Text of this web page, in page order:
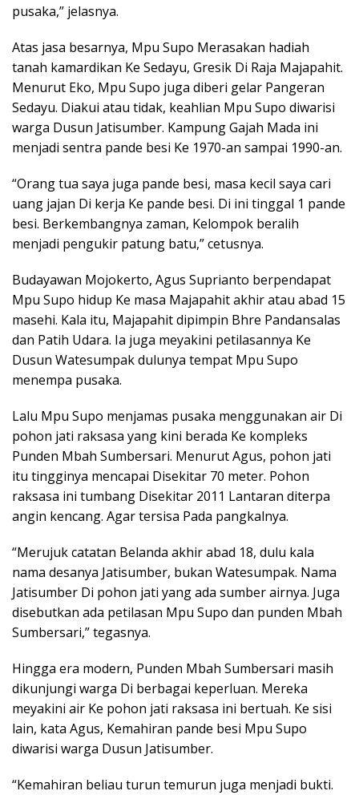
pusaka,” jelasnya.
Atas jasa besarnya, Mpu Supo Merasakan hadiah
tanah kamardikan Ke Sedayu, Gresik Di Raja Majapahit.
Menurut Eko, Mpu Supo juga diberi gelar Pangeran
Sedayu. Diakui atau tidak, keahlian Mpu Supo diwarisi
warga Dusun Jatisumber. Kampung Gajah Mada ini
menjadi sentra pande besi Ke 1970-an sampai 1990-an.
“Orang tua saya juga pande besi, masa kecil saya cari
uang jajan Di kerja Ke pande besi. Di ini tinggal 1 pande
besi. Berkembangnya zaman, Kelompok beralih
menjadi pengukir patung batu,” cetusnya.
Budayawan Mojokerto, Agus Suprianto berpendapat
Mpu Supo hidup Ke masa Majapahit akhir atau abad 15
masehi. Kala itu, Majapahit dipimpin Bhre Pandansalas
dan Patih Udara. Ia juga meyakini petilasannya Ke
Dusun Watesumpak dulunya tempat Mpu Supo
menempa pusaka.
Lalu Mpu Supo menjamas pusaka menggunakan air Di
pohon jati raksasa yang kini berada Ke kompleks
Punden Mbah Sumbersari. Menurut Agus, pohon jati
itu tingginya mencapai Disekitar 70 meter. Pohon
raksasa ini tumbang Disekitar 2011 Lantaran diterpa
angin kencang. Agar tersisa Pada pangkalnya.
“Merujuk catatan Belanda akhir abad 18, dulu kala
nama desanya Jatisumber, bukan Watesumpak. Nama
Jatisumber Di pohon jati yang ada sumber airnya. Juga
disebutkan ada petilasan Mpu Supo dan punden Mbah
Sumbersari,” tegasnya.
Hingga era modern, Punden Mbah Sumbersari masih
dikunjungi warga Di berbagai keperluan. Mereka
meyakini air Ke pohon jati raksasa ini bertuah. Ke sisi
lain, kata Agus, Kemahiran pande besi Mpu Supo
diwarisi warga Dusun Jatisumber.
“Kemahiran beliau turun temurun juga menjadi bukti.